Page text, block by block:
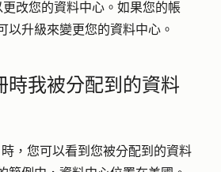
更改您的資料中心。如果您的帳
以升級來變更您的資料中心。
時我被分配到的資料
，您可以看到您被分配到的資料